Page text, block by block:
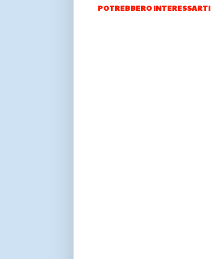
POTREBBERO INTERESSARTI